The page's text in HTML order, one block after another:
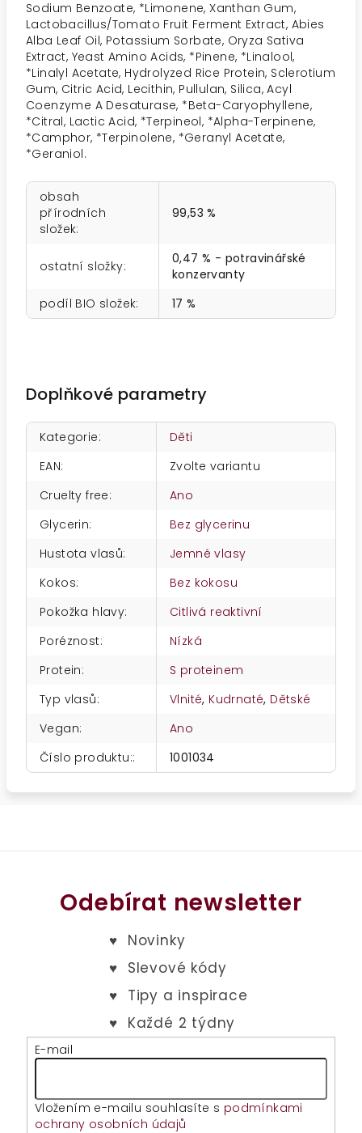
Sodium Benzoate, *Limonene, Xanthan Gum,
Lactobacillus/Tomato Fruit Ferment Extract, Abies
Alba Leaf Oil, Potassium Sorbate, Oryza Sativa
Extract, Yeast Amino Acids, *Pinene, *Linalool,
*Linalyl Acetate, Hydrolyzed Rice Protein, Sclerotium
Gum, Citric Acid, Lecithin, Pullulan, Silica, Acyl
Coenzyme A Desaturase, *Beta-Caryophyllene,
*Citral, Lactic Acid, *Terpineol, *Alpha-Terpinene,
*Camphor, *Terpinolene, *Geranyl Acetate,
*Geraniol.
obsah
přírodních
složek:
99,53 %
ostatní složky:
0,47 % - potravinářské
konzervanty
podíl BIO složek: 17 %
Doplňkové parametry
Kategorie:
Děti
EAN:
Zvolte variantu
Cruelty free:
Ano
Glycerin:
Bez glycerinu
Hustota vlasů:
Jemné vlasy
Kokos:
Bez kokosu
Pokožka hlavy:
Citlivá reaktivní
Poréznost:
Nízká
Protein:
S proteinem
Typ vlasů: Vlnité, Kudrnaté, Dětské
Vegan:
Ano
Číslo produktu:: 1001034
Odebírat newsletter
E-mail
Vložením e-mailu souhlasíte s podmínkami
ochrany osobních údajů